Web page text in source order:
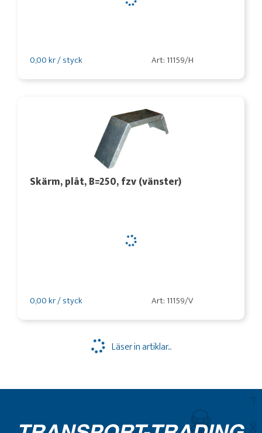
0,00 kr / styck Art: 11159/H
Skärm, plåt, B=250, fzv (vänster)
0,00 kr / styck Art: 11159/V
Läser in artiklar...